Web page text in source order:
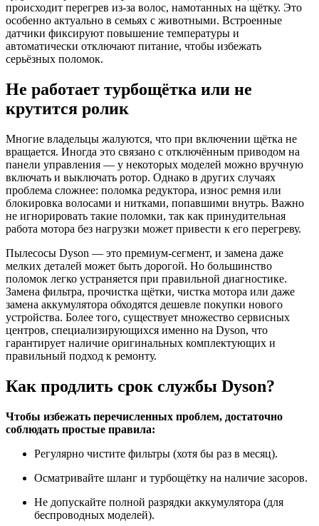
происходит перегрев из-за волос, намотанных на щётку. Это
особенно актуально в семьях с животными. Встроенные
датчики фиксируют повышение температуры и
автоматически отключают питание, чтобы избежать
серьёзных поломок.
Не работает турбощётка или не
крутится ролик
Многие владельцы жалуются, что при включении щётка не
вращается. Иногда это связано с отключённым приводом на
панели управления — у некоторых моделей можно вручную
включать и выключать ротор. Однако в других случаях
проблема сложнее: поломка редуктора, износ ремня или
блокировка волосами и нитками, попавшими внутрь. Важно
не игнорировать такие поломки, так как принудительная
работа мотора без нагрузки может привести к его перегреву.
Пылесосы Dyson — это премиум-сегмент, и замена даже
мелких деталей может быть дорогой. Но большинство
поломок легко устраняется при правильной диагностике.
Замена фильтра, прочистка щётки, чистка мотора или даже
замена аккумулятора обходятся дешевле покупки нового
устройства. Более того, существует множество сервисных
центров, специализирующихся именно на Dyson, что
гарантирует наличие оригинальных комплектующих и
правильный подход к ремонту.
Как продлить срок службы Dyson?
Чтобы избежать перечисленных проблем, достаточно
соблюдать простые правила:
Регулярно чистите фильтры (хотя бы раз в месяц).
Осматривайте шланг и турбощётку на наличие засоров.
Не допускайте полной разрядки аккумулятора (для
беспроводных моделей).